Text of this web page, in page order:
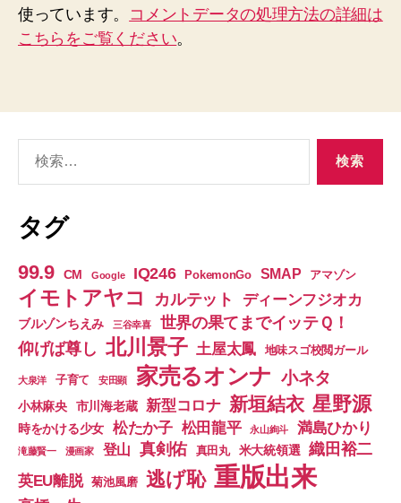
使っています。 コメントデータの処理方法の詳細は
こちらをご覧ください。
象:
タグ
99.9 CM Google IQ246 PokemonGo SMAP アマゾン
イモトアヤコ カルテット ディーンフジオカ
ブルゾンちえみ 三谷幸喜
世界の果てまでイッテＱ！
仰げば尊し 北川景子 土屋太鳳 地味スゴ校閲ガール
大泉洋 子育て 安田顕 家売るオンナ 小ネタ
小林麻央 市川海老蔵 新型コロナ 新垣結衣 星野源
時をかける少女 松たか子 松田龍平 永山絢斗 満島ひかり
滝藤賢一 漫画家 登山 真剣佑 真田丸 米大統領選 織田裕二
英EU離脱 菊池風磨 逃げ恥 重版出来